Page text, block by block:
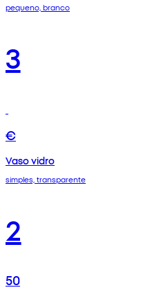
pequeno, branco
3
€
Vaso vidro
simples, transparente
2
50